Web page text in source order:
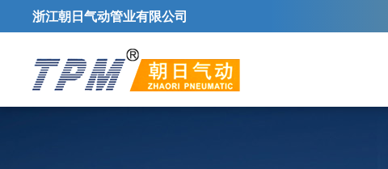
浙江朝日气动管业有限公司